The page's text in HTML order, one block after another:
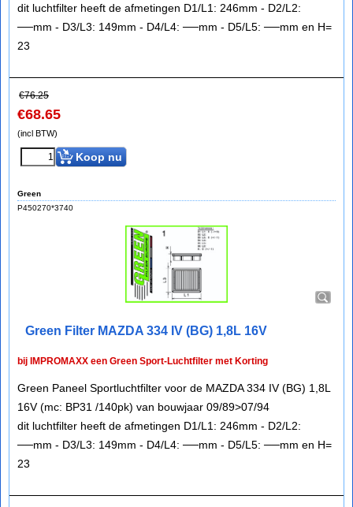
dit luchtfilter heeft de afmetingen D1/L1: 246mm - D2/L2:
──mm - D3/L3: 149mm - D4/L4: ──mm - D5/L5: ──mm en H=
23
€76.25
€68.65
(incl BTW)
Koop nu
Green
P450270*3740
Green Filter MAZDA 334 IV (BG) 1,8L 16V
bij IMPROMAXX een Green Sport-Luchtfilter met Korting
Green Paneel Sportluchtfilter voor de MAZDA 334 IV (BG) 1,8L
16V (mc: BP31 /140pk) van bouwjaar 09/89>07/94
dit luchtfilter heeft de afmetingen D1/L1: 246mm - D2/L2:
──mm - D3/L3: 149mm - D4/L4: ──mm - D5/L5: ──mm en H=
23